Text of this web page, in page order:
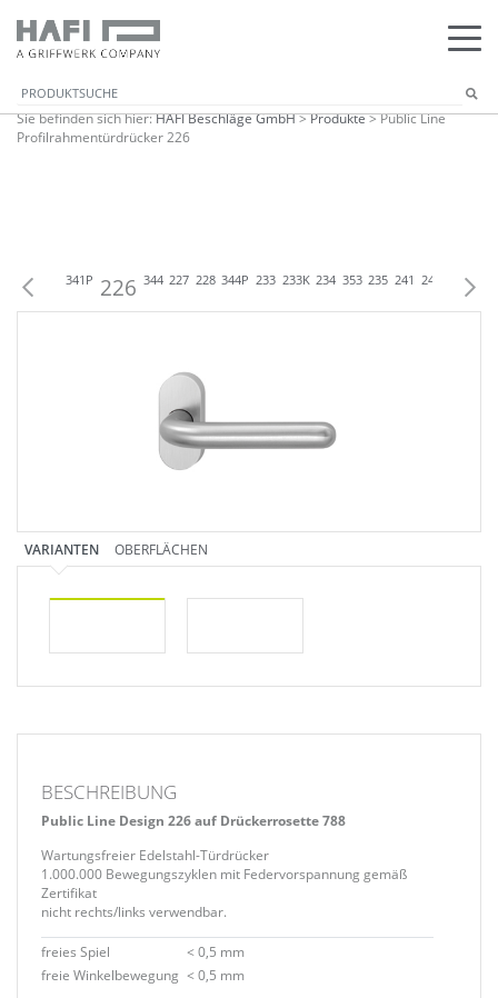
Sie befinden sich hier:HAFI Beschläge GmbH>Produkte>Public Line
Profilrahmentürdrücker 226
341 341P 226 344 227 228 344P 233 233K 234 353 235 241 241P 345
VARIANTEN OBERFLÄCHEN
BESCHREIBUNG
Public Line Design 226 auf Drückerrosette 788
Wartungsfreier Edelstahl-Türdrücker
1.000.000 Bewegungszyklen mit Federvorspannung gemäß
Zertifikat
nicht rechts/links verwendbar.
freies Spiel
< 0,5 mm
freie Winkelbewegung < 0,5 mm